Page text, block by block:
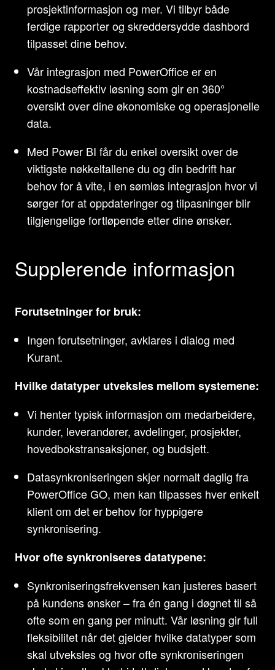
prosjektinformasjon og mer. Vi tilbyr både
ferdige rapporter og skreddersydde dashbord
tilpasset dine behov.
Vår integrasjon med PowerOffice er en
kostnadseffektiv løsning som gir en 360°
oversikt over dine økonomiske og operasjonelle
data.
Med Power BI får du enkel oversikt over de
viktigste nøkkeltallene du og din bedrift har
behov for å vite, i en sømløs integrasjon hvor vi
sørger for at oppdateringer og tilpasninger blir
tilgjengelige fortløpende etter dine ønsker.
Supplerende informasjon
Forutsetninger for bruk:
Ingen forutsetninger, avklares i dialog med
Kurant.
Hvilke datatyper utveksles mellom systemene:
Vi henter typisk informasjon om medarbeidere,
kunder, leverandører, avdelinger, prosjekter,
hovedbokstransaksjoner, og budsjett.
Datasynkroniseringen skjer normalt daglig fra
PowerOffice GO, men kan tilpasses hver enkelt
klient om det er behov for hyppigere
synkronisering.
Hvor ofte synkroniseres datatypene:
Synkroniseringsfrekvensen kan justeres basert
på kundens ønsker – fra én gang i døgnet til så
ofte som en gang per minutt. Vår løsning gir full
fleksibilitet når det gjelder hvilke datatyper som
skal utveksles og hvor ofte synkroniseringen